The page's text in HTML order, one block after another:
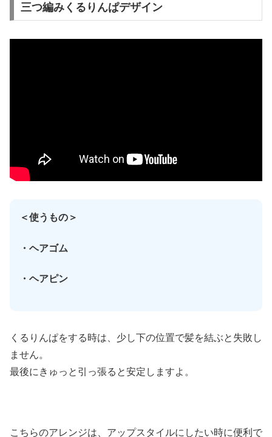
三つ編みくるりんぱデザイン
＜使うもの＞
・ヘアゴム
・ヘアピン
くるりんぱをする時は、少し下の位置で髪を結ぶと失敗し
ません。
最後にきゅっと引っ張ると安定しますよ。
こちらのアレンジは、アップスタイルにしたい時に便利で